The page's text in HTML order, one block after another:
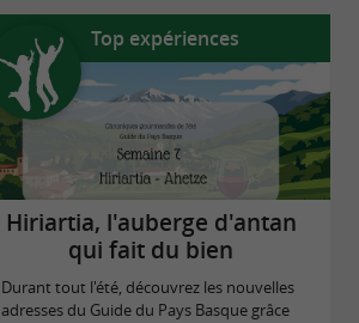
Top expériences
Hiriartia, l'auberge d'antan
qui fait du bien
Durant tout l'été, découvrez les nouvelles
adresses du Guide du Pays Basque grâce